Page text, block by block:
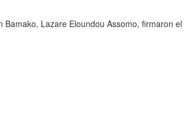
Lazare Eloundou Assomo, firmaron